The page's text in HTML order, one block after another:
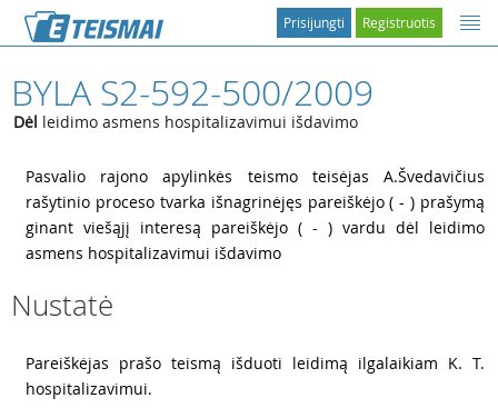
Registruotis
Prisijungti
BYLA S2-592-500/2009
Dėl leidimo asmens hospitalizavimui išdavimo
Pasvalio rajono apylinkės teismo teisėjas A.Švedavičius
rašytinio proceso tvarka išnagrinėjęs pareiškėjo ( - ) prašymą
ginant viešąjį interesą pareiškėjo ( - ) vardu dėl leidimo
asmens hospitalizavimui išdavimo
Nustatė
Pareiškėjas prašo teismą išduoti leidimą ilgalaikiam K. T.
hospitalizavimui.